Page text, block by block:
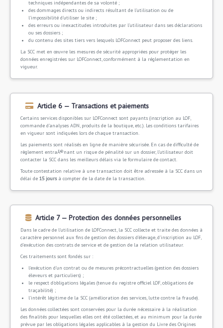
techniques indépendantes de sa volonté ;
des dommages directs ou indirects résultant de l'utilisation ou de
l'impossibilité d'utiliser le site ;
des erreurs ou inexactitudes introduites par l'utilisateur dans ses déclarations
ou ses dossiers ;
du contenu des sites tiers vers lesquels LOFConnect peut proposer des liens.
La SCC met en œuvre les mesures de sécurité appropriées pour protéger les
données enregistrées sur LOFConnect, conformément à la réglementation en
vigueur.
Article 6 — Transactions et paiements
Certains services disponibles sur LOFConnect sont payants (inscription au LOF,
commande d'analyses ADN, produits de la boutique, etc.). Les conditions tarifaires
en vigueur sont indiquées lors de chaque transaction.
Les paiements sont réalisés en ligne de manière sécurisée. En cas de difficulté de
règlement entraÃ®nant un risque de pénalité sur un dossier, l'utilisateur doit
contacter la SCC dans les meilleurs délais via le formulaire de contact.
Toute contestation relative à une transaction doit être adressée à la SCC dans un
délai de 15 joursà compter de la date de la transaction.
Article 7 — Protection des données personnelles
Dans le cadre de l'utilisation de LOFConnect, la SCC collecte et traite des données à
caractère personnel aux fins de gestion des dossiers d'élevage, d'inscription au LOF,
d'exécution des contrats de service et de gestion de la relation utilisateur.
Ces traitements sont fondés sur :
l'exécution d'un contrat ou de mesures précontractuelles (gestion des dossiers
éleveurs et particuliers) ;
le respect d'obligations légales (tenue du registre officiel LOF, obligations de
traçabilité) ;
l'intérêt légitime de la SCC (amélioration des services, lutte contre la fraude).
Les données collectées sont conservées pour la durée nécessaire à la réalisation
des finalités pour lesquelles elles ont été collectées, et au minimum pour la durée
prévue par les obligations légales applicables à la gestion du Livre des Origines